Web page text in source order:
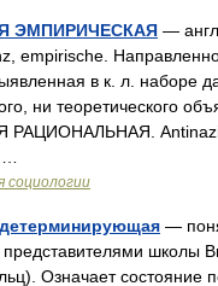
ЭМПИРИЧЕСКАЯ —
empirische.
в к. л. наборе
ни теоретического
социологии
—
школы
Означает состояние